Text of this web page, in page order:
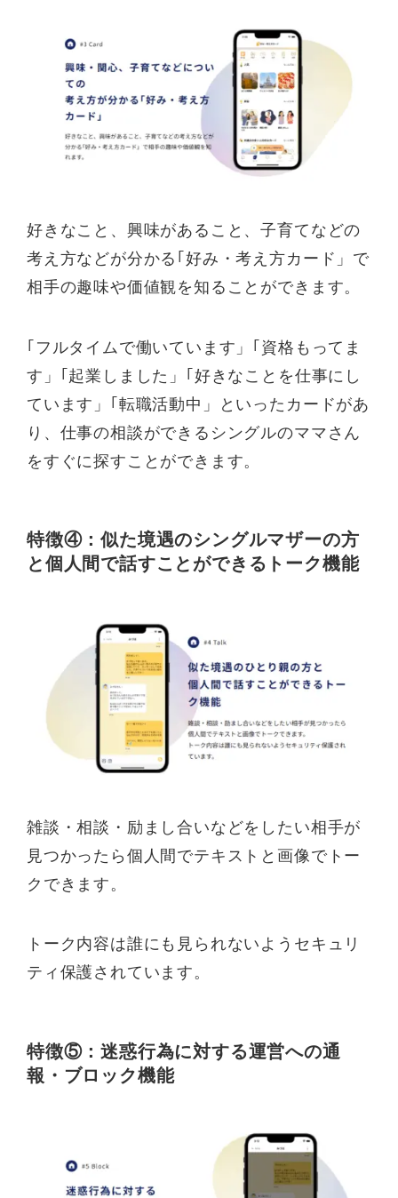
好きなこと、興味があること、子育てなどの
考え方などが分かる｢好み・考え方カード」で
相手の趣味や価値観を知ることができます。
｢フルタイムで働いています」｢資格もってま
す」｢起業しました」｢好きなことを仕事にし
ています」｢転職活動中」といったカードがあ
り、仕事の相談ができるシングルのママさん
をすぐに探すことができます。
特徴④：似た境遇のシングルマザーの方
と個人間で話すことができるトーク機能
雑談・相談・励まし合いなどをしたい相手が
見つかったら個人間でテキストと画像でトー
クできます。
トーク内容は誰にも見られないようセキュリ
ティ保護されています。
特徴⑤：迷惑行為に対する運営への通
報・ブロック機能